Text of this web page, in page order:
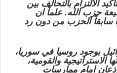
الالتزام بالتحالف بين
حزب الله. علماً ان
سابقاً الحزب من دون رد
بوجود روسيا في سوريا،
الاستراتيجية والقومية،
امام ممارسات